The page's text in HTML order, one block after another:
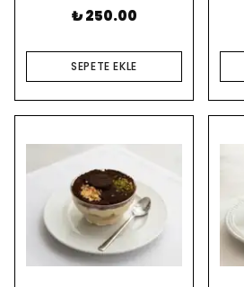
₺ 250.00
SEPETE EKLE